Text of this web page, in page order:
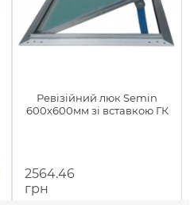
Ревізійний люк Semin
600х600мм зі вставкою ГК
2564.46
грн